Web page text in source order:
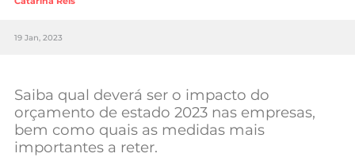
Sociedade
Negócios
Mundial 2026
19 Jan, 2023
Saiba qual deverá ser o impacto do
orçamento de estado 2023 nas empresas,
bem como quais as medidas mais
importantes a reter.